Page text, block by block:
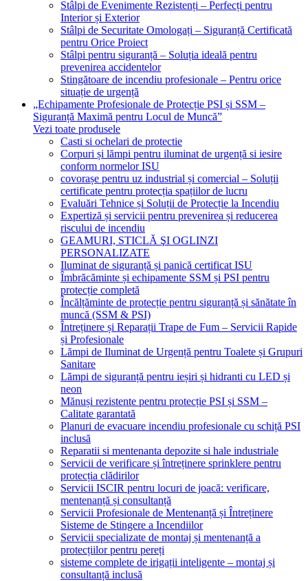
Stâlpi de Evenimente Rezistenți – Perfecți pentru
Interior și Exterior
Stâlpi de Securitate Omologați – Siguranță Certificată
pentru Orice Proiect
Stâlpi pentru siguranță – Soluția ideală pentru
prevenirea accidentelor
Stingătoare de incendiu profesionale – Pentru orice
situație de urgență
„Echipamente Profesionale de Protecție PSI și SSM –
Siguranță Maximă pentru Locul de Muncă”
Vezi toate produsele
Casti si ochelari de protectie
Corpuri și lămpi pentru iluminat de urgență si iesire
conform normelor ISU
covorașe pentru uz industrial și comercial – Soluții
certificate pentru protecția spațiilor de lucru
Evaluări Tehnice și Soluții de Protecție la Incendiu
Expertiză și servicii pentru prevenirea și reducerea
riscului de incendiu
GEAMURI, STICLĂ ŞI OGLINZI
PERSONALIZATE
Iluminat de siguranță și panică certificat ISU
Îmbrăcăminte și echipamente SSM și PSI pentru
protecție completă
Încălțăminte de protecție pentru siguranță și sănătate în
muncă (SSM & PSI)
Întreținere și Reparații Trape de Fum – Servicii Rapide
și Profesionale
Lămpi de Iluminat de Urgență pentru Toalete și Grupuri
Sanitare
Lămpi de siguranță pentru ieșiri și hidranti cu LED și
neon
Mănuși rezistente pentru protecție PSI și SSM –
Calitate garantată
Planuri de evacuare incendiu profesionale cu schiță PSI
inclusă
Reparatii si mentenanta depozite si hale industriale
Servicii de verificare și întreținere sprinklere pentru
protecția clădirilor
Servicii ISCIR pentru locuri de joacă: verificare,
mentenanță și consultanță
Servicii Profesionale de Mentenanță și Întreținere
Sisteme de Stingere a Incendiilor
Servicii specializate de montaj și mentenanță a
protecțiilor pentru pereți
sisteme complete de irigații inteligente – montaj și
consultanță inclusă